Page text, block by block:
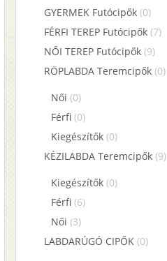
GYERMEK Futócipők (0)
FÉRFI TEREP Futócipők (7)
NŐI TEREP Futócipők (9)
RÖPLABDA Teremcipők (0)
Női (0)
Férfi (0)
Kiegészítők (0)
KÉZILABDA Teremcipők (9)
Kiegészítők (0)
Férfi (6)
Női (3)
LABDARÚGÓ CIPŐK (0)